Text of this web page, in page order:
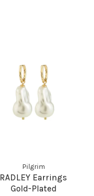
Pilgrim
RADLEY Earrings
Gold-Plated